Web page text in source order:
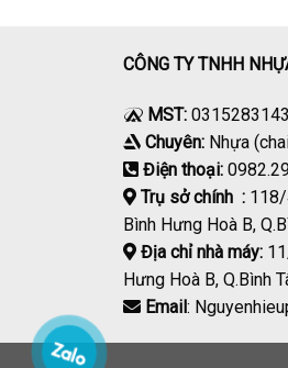
CÔNG TY TNHH
MST: 0315283143
Chuyên: Nhựa
Điện thoại:
Trụ sở chính :
Bình Hưng Hoà B,
Địa chỉ nhà máy:
Hưng Hoà B, Q.Bình
Email: